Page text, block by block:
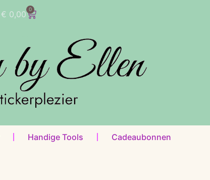
€ 0,00 0
Handige Tools Cadeaubonnen